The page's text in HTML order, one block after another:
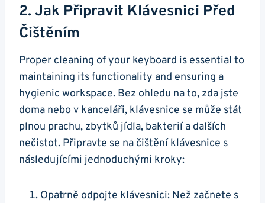
2. Jak Připravit Klávesnici Před
Čištěním
Proper cleaning of your keyboard‍ is essential to
⁢maintaining its functionality and⁢ ensuring a
hygienic workspace. Bez ohledu ⁤na⁣ to, zda jste
doma⁤ nebo v kanceláři, klávesnice se ⁤může stát
plnou prachu, zbytků jídla, bakterií a dalších
nečistot. ‍Připravte se na čištění klávesnice s
následujícími jednoduchými kroky:
Opatrně odpojte klávesnici: Než začnete s